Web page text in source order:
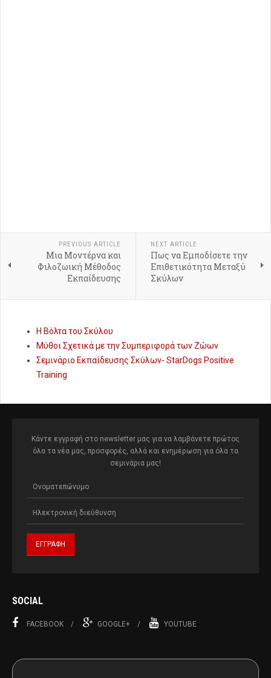
PREVIOUS ARTICLE
Μια Μοντέρνα και
Φιλοζωική Μέθοδος
Εκπαίδευσης
NEXT ARTICLE
Πως να Εμποδίσετε την
Επιθετικότητα Μεταξύ
Σκύλων
Η Βόλτα του Σκύλου
Μύθοι Σχετικά με την Συμπεριφορά των Ζώων
Σεμινάριο Εκπαίδευσης Σκύλων- StarDogs Positive
Training
Κάντε εγγραφή στο newsletter μας για να λαμβάνετε πρώτος
όλα τα νέα μας, προσφορές, αλλά και ενημέρωση για όλα τα
σεμινάρια μας!
SOCIAL
FACEBOOK GOOGLE+ YOUTUBE